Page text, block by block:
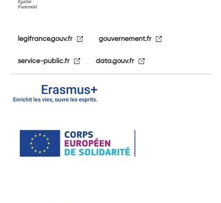
legifrance.gouv.fr gouvernement.fr
service-public.fr data.gouv.fr